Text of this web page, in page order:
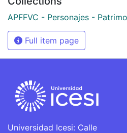
APFFVC - Personajes -
Full item page
Universidad Icesi: Calle